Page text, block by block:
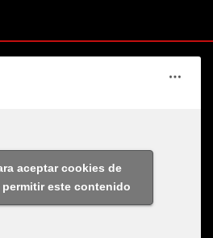
aceptar cookies de
permitir este contenido